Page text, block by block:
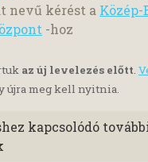
nevű kérést a Közép-
-hoz
az új levelezés előtt.
újra meg kell nyitnia.
kapcsolódó